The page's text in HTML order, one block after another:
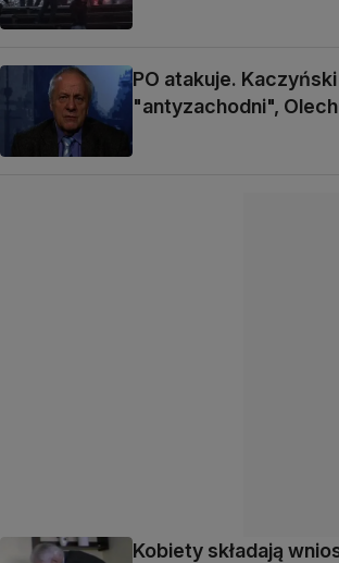
PO atakuje. Kaczyński
"antyzachodni",
Kobiety składają wniosek o